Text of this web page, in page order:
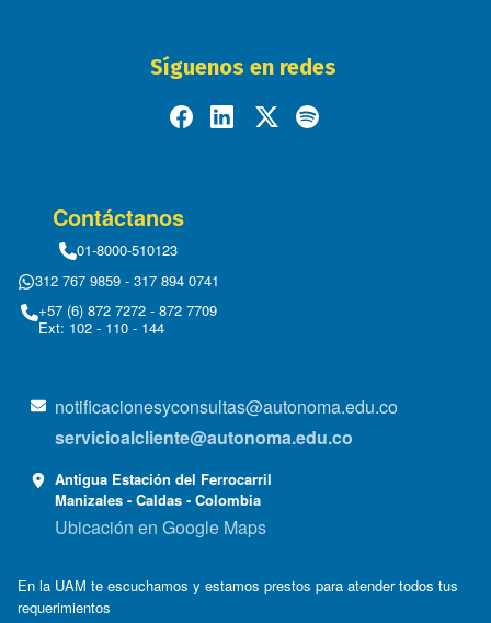
Síguenos en redes
Contáctanos
01-8000-510123
312 767 9859 - 317 894 0741
+57 (6) 872 7272 - 872 7709
Ext: 102 - 110 - 144
notificacionesyconsultas@autonoma.edu.co
servicioalcliente@autonoma.edu.co
Antigua Estación del Ferrocarril
Manizales - Caldas - Colombia
Ubicación en Google Maps
En la UAM te escuchamos y estamos prestos para atender todos tus
requerimientos